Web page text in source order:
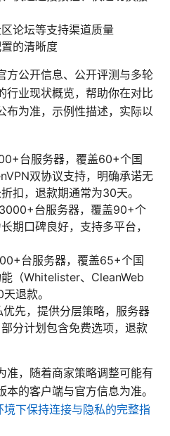
论坛等支持渠道质量
的清晰度
方公开信息、公开评测与多轮
行业现状概览，帮助你在对比
布为准，示例性描述，实际以
台服务器，覆盖60+个国
双协议支持，明确承诺无
扣，退款期通常为30天。
台服务器，覆盖90+个
期口碑良好，支持多平台，
台服务器，覆盖65+个国
（Whitelister、CleanWeb
退款。
先，提供分层策略，服务器
分计划包含免费选项，退款
准，随着商家策略调整可能有
的客户端与官方信息为准。
下保持连接与隐私的完整指